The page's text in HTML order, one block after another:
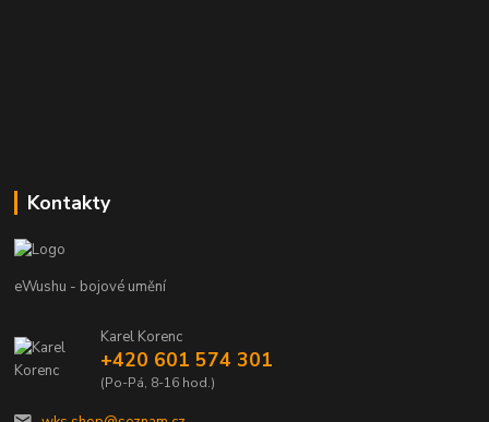
Kontakty
eWushu - bojové umění
Karel Korenc
+420 601 574 301
(Po-Pá, 8-16 hod.)